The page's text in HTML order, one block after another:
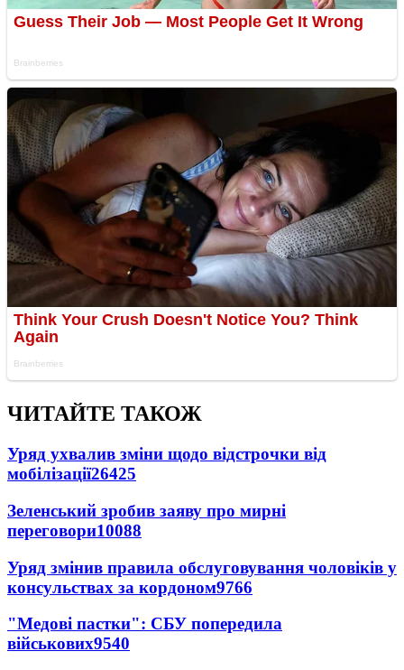
ЧИТАЙТЕ ТАКОЖ
Уряд ухвалив зміни щодо відстрочки від
мобілізації26425
Зеленський зробив заяву про мирні
переговори10088
Уряд змінив правила обслуговування чоловіків у
консульствах за кордоном9766
"Медові пастки": СБУ попередила
військових9540